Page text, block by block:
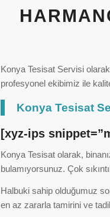
Konya Tesisat Servisi
profesyonel ekibimiz ile
Konya Tesisat
[xyz-ips
Konya Tesisat olarak,
bulamıyorsunuz. Çok
Halbuki sahip olduğumuz
en az zararla tamirini ve